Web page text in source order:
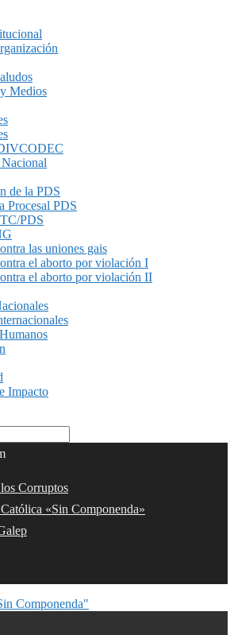
Medios
de la PDS
Procesal PDS
PDS
las uniones gais
el aborto por violación I
el aborto por violación II
Impacto
Corruptos
«Sin Componenda»
Componenda"